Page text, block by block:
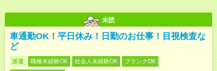
未読
車通勤OK！平日休み！日勤のお仕事！目視検査な
ど
派遣 職種未経験OK 社会人未経験OK
ブランクOK